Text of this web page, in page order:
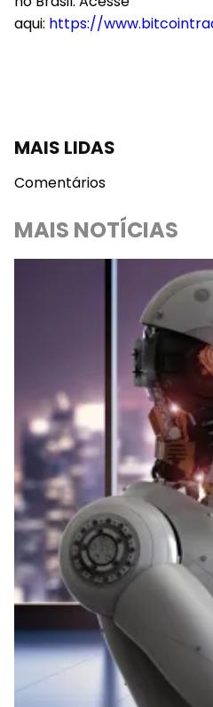
aqui: https://
MAIS LIDAS
Comentários
MAIS NOTÍCIAS